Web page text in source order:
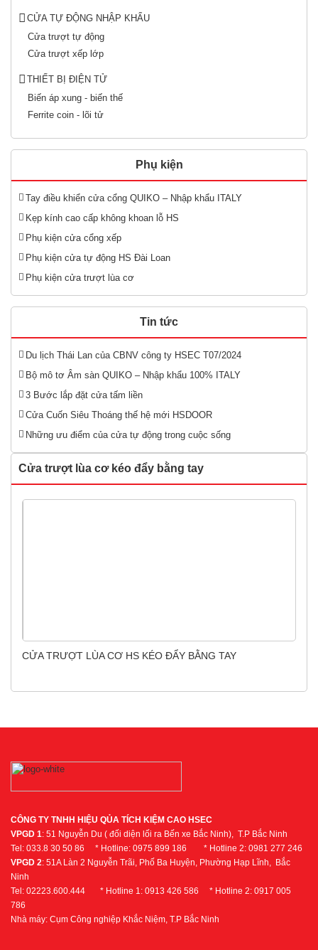
CỬA TỰ ĐỘNG NHẬP KHẨU
Cửa trượt tự động
Cửa trượt xếp lớp
THIẾT BỊ ĐIỆN TỬ
Biến áp xung - biến thế
Ferrite coin - lõi tử
Phụ kiện
Tay điều khiển cửa cổng QUIKO – Nhập khẩu ITALY
Kẹp kính cao cấp không khoan lỗ HS
Phụ kiện cửa cổng xếp
Phụ kiện cửa tự động HS Đài Loan
Phụ kiện cửa trượt lùa cơ
Tin tức
Du lịch Thái Lan của CBNV công ty HSEC T07/2024
Bộ mô tơ Âm sàn QUIKO – Nhập khẩu 100% ITALY
3 Bước lắp đặt cửa tấm liền
Cửa Cuốn Siêu Thoáng thế hệ mới HSDOOR
Những ưu điểm của cửa tự động trong cuộc sống
Cửa trượt lùa cơ kéo đẩy bằng tay
CỬA TRƯỢT LÙA CƠ HS KÉO ĐẨY BẰNG TAY
CÔNG TY TNHH HIỆU QỦA TÍCH KIỆM CAO HSEC
VPGD 1: 51 Nguyễn Du ( đối diện lối ra Bến xe Bắc Ninh), T.P Bắc Ninh
Tel: 033.8 30 50 86 * Hotline: 0975 899 186 * Hotline 2: 0981 277 246
VPGD 2: 51A Làn 2 Nguyễn Trãi, Phố Ba Huyện, Phường Hạp Lĩnh, Bắc
Ninh
Tel: 02223.600.444 * Hotline 1: 0913 426 586 * Hotline 2: 0917 005
786
Nhà máy: Cụm Công nghiệp Khắc Niệm, T.P Bắc Ninh